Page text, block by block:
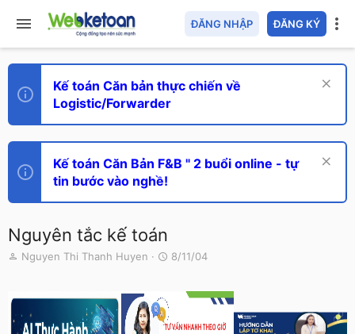
ĐĂNG NHẬP ĐĂNG KÝ
Kế toán Căn bản thực chiến về
Logistic/Forwarder
Kế toán Căn Bản F&B " 2 buổi online - tự
tin bước vào nghề!
Nguyên tắc kế toán
T
e
a
d
Nguyen Thi Thanh Huyen
N
ử
8/11/04